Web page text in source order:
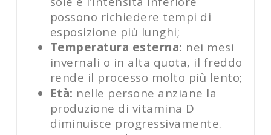
possono richiedere tempi di
esposizione più lunghi;
Temperatura esterna: nei mesi
invernali o in alta quota, il freddo
rende il processo molto più lento;
Età: nelle persone anziane la
produzione di vitamina D
diminuisce progressivamente.